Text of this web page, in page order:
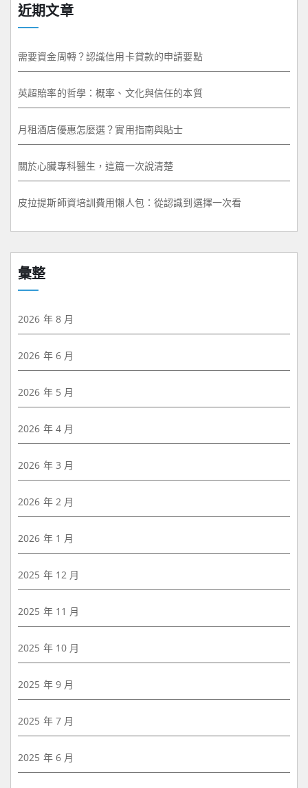
近期文章
需要資金周轉？認識信用卡貸款的申請要點
英超賠率的哲學：概率、文化與信任的本質
月租酒店優惠怎麼選？實用指南與貼士
關於心臟專科醫生，這篇一次說清楚
皮拉提斯師資培訓費用懶人包：從認識到選擇一次看
彙整
2026 年 8 月
2026 年 6 月
2026 年 5 月
2026 年 4 月
2026 年 3 月
2026 年 2 月
2026 年 1 月
2025 年 12 月
2025 年 11 月
2025 年 10 月
2025 年 9 月
2025 年 7 月
2025 年 6 月